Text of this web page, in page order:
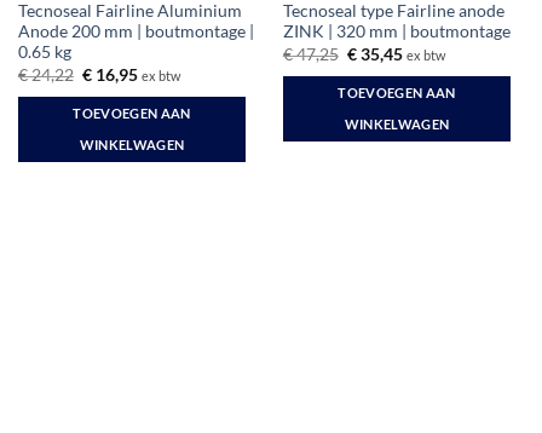
Tecnoseal Fairline Aluminium
Anode 200 mm | boutmontage |
0.65 kg
€24,22 Oorspronkelijke
was:
€ 24,22.
€16,95Huidige
is:
€ 16,95.
ex btw
TOEVOEGEN AAN
WINKELWAGEN
Tecnoseal type Fairline anode
ZINK | 320 mm | boutmontage
€47,25 Oorspronkelijke
was:
€ 47,25.
€35,45Huidige
is:
€ 35,45.
ex btw
TOEVOEGEN AAN
WINKELWAGEN